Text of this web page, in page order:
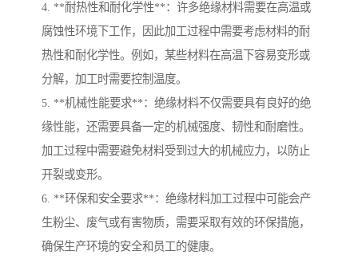
4. **耐热性和耐化学性**：许多绝缘材料需要在高温或
腐蚀性环境下工作，因此加工过程中需要考虑材料的耐
热性和耐化学性。例如，某些材料在高温下容易变形或
分解，加工时需要控制温度。
5. **机械性能要求**：绝缘材料不仅需要具有良好的绝
缘性能，还需要具备一定的机械强度、韧性和耐磨性。
加工过程中需要避免材料受到过大的机械应力，以防止
开裂或变形。
6. **环保和安全要求**：绝缘材料加工过程中可能会产
生粉尘、废气或有害物质，需要采取有效的环保措施，
确保生产环境的安全和员工的健康。